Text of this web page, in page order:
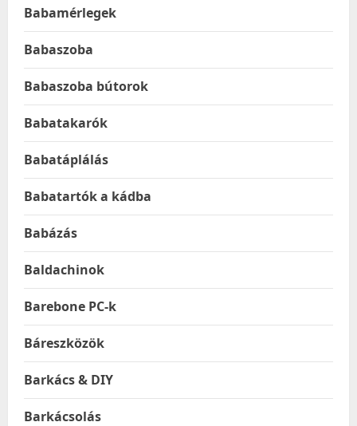
Babamérlegek
Babaszoba
Babaszoba bútorok
Babatakarók
Babatáplálás
Babatartók a kádba
Babázás
Baldachinok
Barebone PC-k
Báreszközök
Barkács & DIY
Barkácsolás